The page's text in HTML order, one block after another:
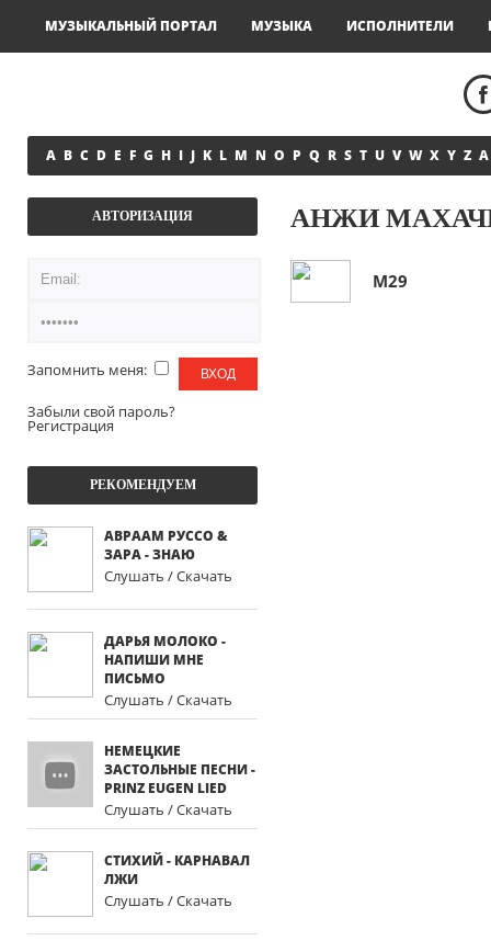
МУЗЫКАЛЬНЫЙ ПОРТАЛ МУЗЫКА ИСПОЛНИТЕЛИ
A B C D E F G H I J K L M N O P Q R S T U V W X Y Z А
АВТОРИЗАЦИЯ
Запомнить меня:
Забыли свой пароль?
Регистрация
РЕКОМЕНДУЕМ
АВРААМ РУССО &
ЗАРА - ЗНАЮ
Слушать / Скачать
ДАРЬЯ МОЛОКО -
НАПИШИ МНЕ
ПИСЬМО
Слушать / Скачать
НЕМЕЦКИЕ
ЗАСТОЛЬНЫЕ ПЕСНИ -
PRINZ EUGEN LIED
Слушать / Скачать
СТИХИЙ - КАРНАВАЛ
ЛЖИ
Слушать / Скачать
АНЖИ
М29